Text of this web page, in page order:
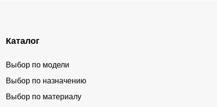
Каталог
Выбор по модели
Выбор по назначению
Выбор по материалу